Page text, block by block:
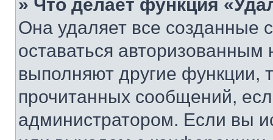
» Что делает функция
Она удаляет все созданные
оставаться
выполняют другие функции,
прочитанных сообщений,
администратором. Если вы